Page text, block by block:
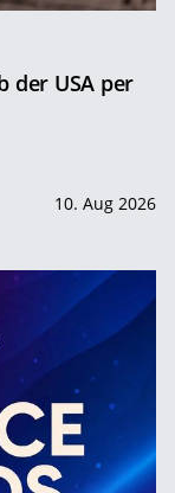
der USA per
10. Aug 2026